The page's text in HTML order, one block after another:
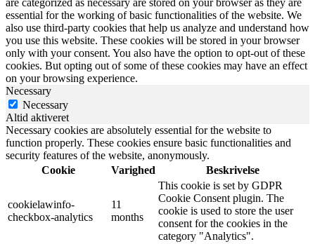
are categorized as necessary are stored on your browser as they are
essential for the working of basic functionalities of the website. We
also use third-party cookies that help us analyze and understand how
you use this website. These cookies will be stored in your browser
only with your consent. You also have the option to opt-out of these
cookies. But opting out of some of these cookies may have an effect
on your browsing experience.
Necessary
Necessary
Altid aktiveret
Necessary cookies are absolutely essential for the website to
function properly. These cookies ensure basic functionalities and
security features of the website, anonymously.
Cookie
Varighed Beskrivelse
cookielawinfo-
checkbox-analytics
11
months
This cookie is set by GDPR
Cookie Consent plugin. The
cookie is used to store the user
consent for the cookies in the
category "Analytics".